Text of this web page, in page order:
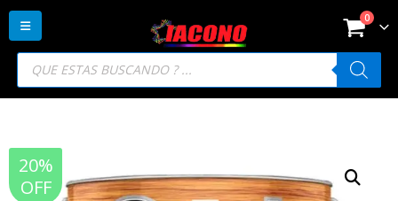
Búsqueda
productos
0
20%
OFF